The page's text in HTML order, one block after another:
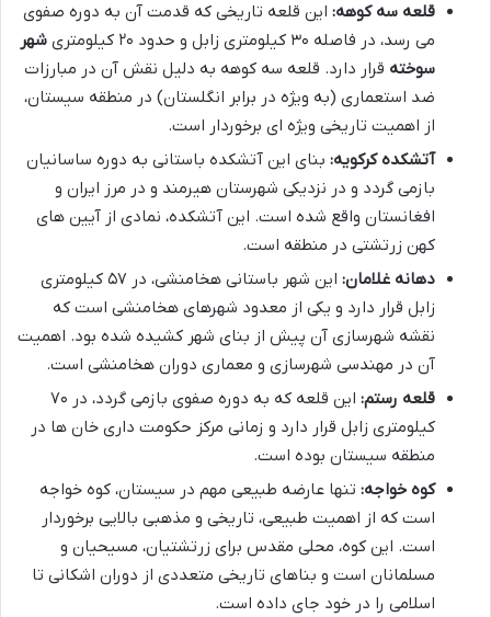
قلعه سه کوهه: این قلعه تاریخی که قدمت آن به دوره صفوی
می رسد، در فاصله ۳۰ کیلومتری زابل و حدود ۲۰ کیلومتری
شهر
سوخته قرار دارد. قلعه سه کوهه به دلیل نقش آن در مبارزات
ضد استعماری (به ویژه در برابر انگلستان) در منطقه سیستان،
از اهمیت تاریخی ویژه ای برخوردار است.
آتشکده کرکویه: بنای این آتشکده باستانی به دوره ساسانیان
بازمی گردد و در نزدیکی شهرستان هیرمند و در مرز ایران و
افغانستان واقع شده است. این آتشکده، نمادی از آیین های
کهن زرتشتی در منطقه است.
دهانه غلامان:
این شهر باستانی هخامنشی، در ۵۷ کیلومتری
زابل قرار دارد و یکی از معدود شهرهای هخامنشی است که
نقشه شهرسازی آن پیش از بنای شهر کشیده شده بود. اهمیت
آن در مهندسی شهرسازی و معماری دوران هخامنشی است.
قلعه رستم:
این قلعه که به دوره صفوی بازمی گردد، در ۷۰
کیلومتری زابل قرار دارد و زمانی مرکز حکومت داری خان ها در
منطقه سیستان بوده است.
کوه خواجه: تنها عارضه طبیعی مهم در سیستان، کوه خواجه
است که از اهمیت طبیعی، تاریخی و مذهبی بالایی برخوردار
است. این کوه، محلی مقدس برای زرتشتیان، مسیحیان و
مسلمانان است و بناهای تاریخی متعددی از دوران اشکانی تا
اسلامی را در خود جای داده است.